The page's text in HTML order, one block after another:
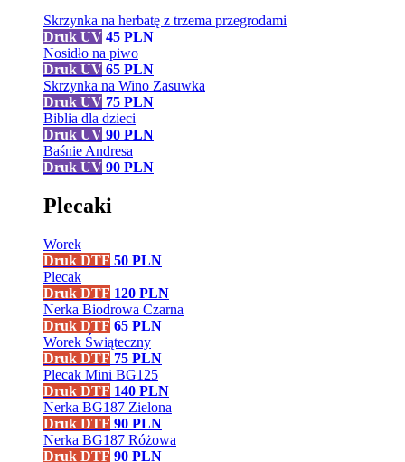
Skrzynka na herbatę z trzema przegrodami
Druk UV 45 PLN
Nosidło na piwo
Druk UV 65 PLN
Skrzynka na Wino Zasuwka
Druk UV 75 PLN
Biblia dla dzieci
Druk UV 90 PLN
Baśnie Andresa
Druk UV 90 PLN
Plecaki
Worek
Druk DTF 50 PLN
Plecak
Druk DTF 120 PLN
Nerka Biodrowa Czarna
Druk DTF 65 PLN
Worek Świąteczny
Druk DTF 75 PLN
Plecak Mini BG125
Druk DTF 140 PLN
Nerka BG187 Zielona
Druk DTF 90 PLN
Nerka BG187 Różowa
Druk DTF 90 PLN